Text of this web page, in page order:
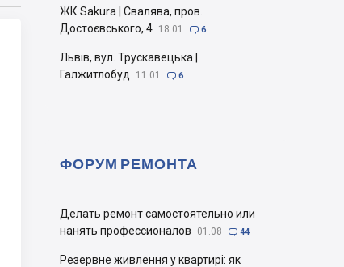
ЖК Sakura | Свалява, пров.
Достоєвського, 4 18.01  6
Львів, вул. Трускавецька |
Галжитлобуд
11.01  6
Делать ремонт самостоятельно или
нанять профессионалов
01.08  44
Резервне живлення у квартирі: як
ФОРУМ РЕМОНТА